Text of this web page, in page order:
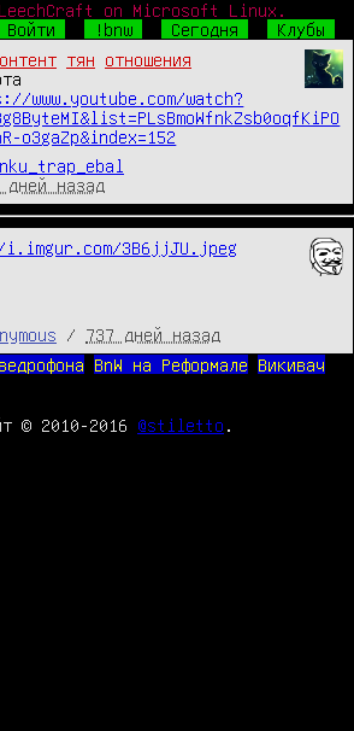
on Microsoft Linux.
Войти
!bnw Сегодня
Клубы
тян
отношения
www.youtube.com/watch?
o3gaZp&index=152
дней назад
3B6jjJU.jpeg
/ 737 дней назад
BnW на Реформале
Викивач
© 2010-2016 @stiletto